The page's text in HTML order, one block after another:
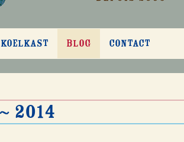
BLOG CONTACT
2014